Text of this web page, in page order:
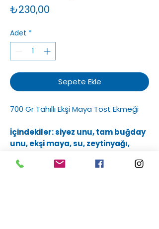
₺230,00
Adet *
Sepete Ekle
700 Gr Tahıllı Ekşi Maya Tost Ekmeği
İçindekiler: siyez unu, tam buğday
unu, ekşi maya, su, zeytinyağı,
içi, yulaf ezmesi